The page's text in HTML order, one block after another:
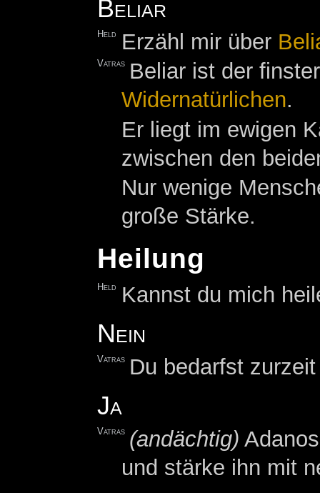
Beliar
Held Erzähl mir über
Vatras Beliar ist der
Widernatürlichen.
Er liegt im ewigen
zwischen den
Nur wenige
große Stärke.
Heilung
Held Kannst du mich
Nein
Vatras Du bedarfst
Ja
Vatras (andächtig)
und stärke ihn mit